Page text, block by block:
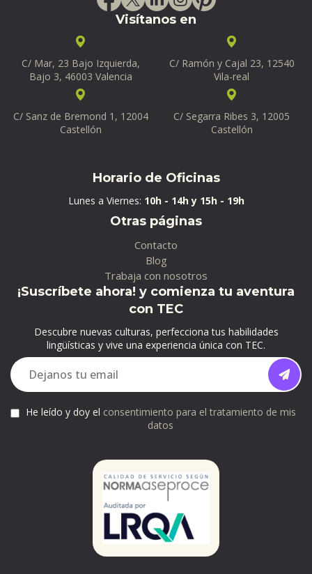
Visítanos en
C/ Mar, 23 Bajo Izquierda,
Bajo 3, 46003 Valencia
C/ Ramón y Cajal 23, 12540
Vila-real
C/ Sanz de Bremond 1, 12004
Castellón
C/ Segarra Ribes 3, 12005
Castellón
Horario de Oficinas
Lunes a Viernes: 10h - 14h y 15h - 19h
Otras páginas
Contacto
Blog
Trabaja con nosotros
¡Suscríbete ahora! y comienza tu aventura
con TEC
Descubre nuevas culturas, perfecciona tus habilidades
lingüísticas y vive una experiencia única con TEC.
He leído y doy el consentimiento para el tratamiento de mis
datos